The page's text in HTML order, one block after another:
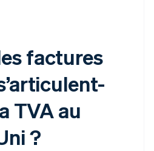
factures
TVA au
?